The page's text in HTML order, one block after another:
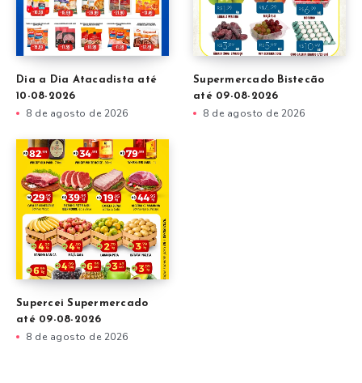
Dia a Dia Atacadista até
10-08-2026
8 de agosto de 2026
Supermercado Bistecão
até 09-08-2026
8 de agosto de 2026
Supercei Supermercado
até 09-08-2026
8 de agosto de 2026